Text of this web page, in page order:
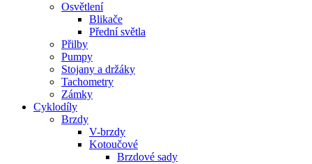
Osvětlení
Blikače
Přední světla
Přilby
Pumpy
Stojany a držáky
Tachometry
Zámky
Cyklodíly
Brzdy
V-brzdy
Kotoučové
Brzdové sady